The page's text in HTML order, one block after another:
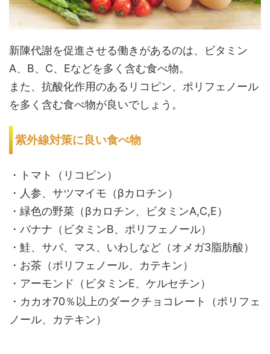
新陳代謝を促進させる働きがあるのは、ビタミン
A、B、C、Eなどを多く含む食べ物。
また、抗酸化作用のあるリコピン、ポリフェノール
を多く含む食べ物が良いでしょう。
紫外線対策に良い食べ物
・トマト（リコピン）
・人参、サツマイモ（βカロチン）
・緑色の野菜（βカロチン、ビタミンA,C,E）
・バナナ（ビタミンB、ポリフェノール）
・鮭、サバ、マス、いわしなど（オメガ3脂肪酸）
・お茶（ポリフェノール、カテキン）
・アーモンド（ビタミンE、ケルセチン）
・カカオ70％以上のダークチョコレート（ポリフェ
ノール、カテキン）